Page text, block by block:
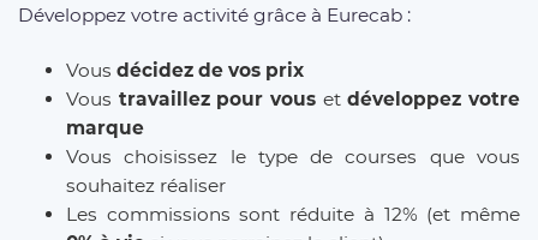
Développez votre activité grâce à Eurecab :
Vous décidez de vos prix
Vous travaillez pour vous etdéveloppez votre
marque
Vous choisissez le type de courses que vous
souhaitez réaliser
Les commissions sont réduite à 12% (et même